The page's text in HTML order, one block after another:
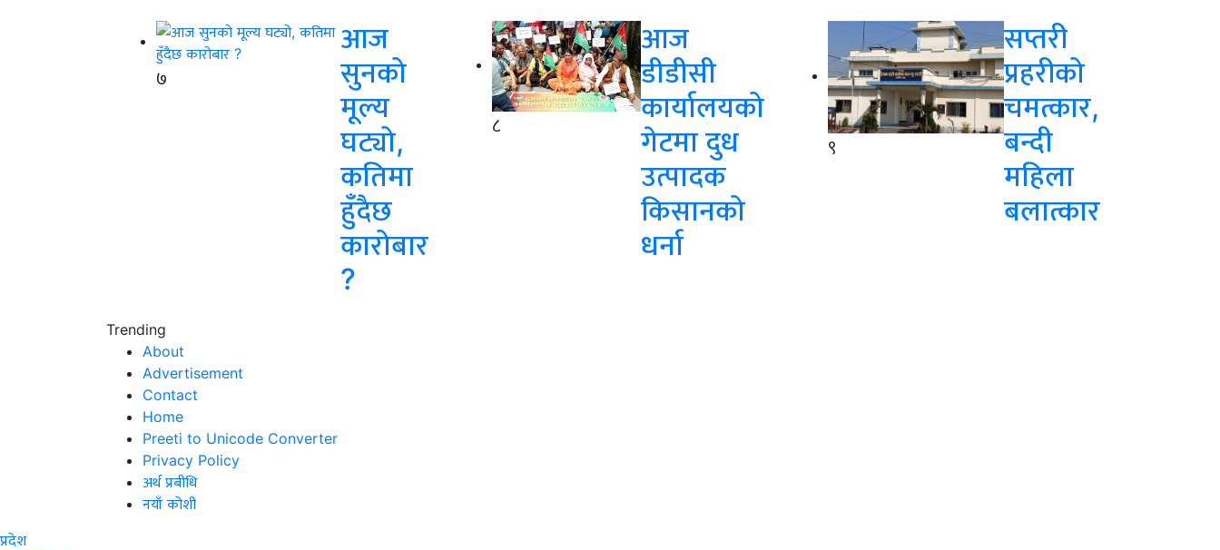
७
आज
सुनको
मूल्य
घट्यो,
कतिमा
हुँदैछ
कारोबार
?
८
आज
डीडीसी
कार्यालयको
गेटमा दुध
उत्पादक
किसानको
धर्ना
९
सप्तरी
प्रहरीको
चमत्कार,
बन्दी
महिला
बलात्कार
Trending
About
Advertisement
Contact
Home
Preeti to Unicode Converter
Privacy Policy
अर्थ प्रबीधि
नयाँ कोशी
प्रदेश